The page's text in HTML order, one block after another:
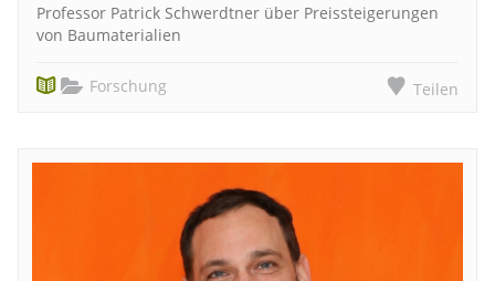
Professor Patrick Schwerdtner über Preissteigerungen
von Baumaterialien
Forschung Teilen